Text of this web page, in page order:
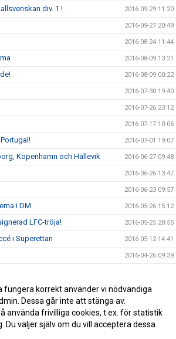
div. 1 ! 2016-09-29 11:20
2016-09-27 20:49
2016-08-24 11:44
2016-08-09 13:21
2016-08-09 00:22
2016-07-30 19:40
2016-07-26 23:12
2016-07-17 10:06
2016-07-01 19:07
Köpenhamn och Hällevik 2016-06-27 09:48
2016-06-26 13:47
2016-06-23 09:57
i DM 2016-05-26 15:12
LFC-tröja! 2016-05-25 20:55
i Superettan 2016-05-12 14:41
2016-04-26 09:39
2016-04-01 06:20
2016-03-28 22:49
fungera korrekt använder vi nödvändiga
Dessa går inte att stänga av.
använda frivilliga cookies, t.ex. för statistik
väljer själv om du vill acceptera dessa.